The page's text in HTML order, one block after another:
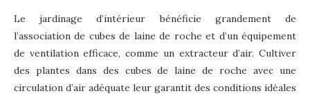
Le jardinage d’intérieur bénéficie grandement de
l’association de cubes de laine de roche et d’un équipement
de ventilation efficace, comme un extracteur d’air. Cultiver
des plantes dans des cubes de laine de roche avec une
circulation d’air adéquate leur garantit des conditions idéales